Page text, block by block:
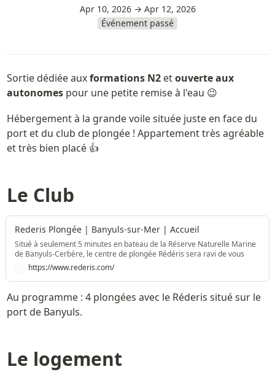
Apr 10, 2026 → Apr 12, 2026
Événement passé
Sortie dédiée aux formations N2 et ouverte aux
autonomes pour une petite remise à l'eau 😉
Hébergement à la grande voile située juste en face du
port et du club de plongée ! Appartement très agréable
et très bien placé 👍
Le Club
Rederis Plongée | Banyuls-sur-Mer | Accueil
Situé à seulement 5 minutes en bateau de la Réserve Naturelle Marine
de Banyuls-Cerbère, le centre de plongée Rédéris sera ravi de vous
accueillir tout au long de l'année. Il y en a pour tous les goûts, alors
n'hésitez plus, jetez-vous à l'eau !
https://www.rederis.com/
Au programme : 4 plongées avec le Réderis situé sur le
port de Banyuls.
Le logement